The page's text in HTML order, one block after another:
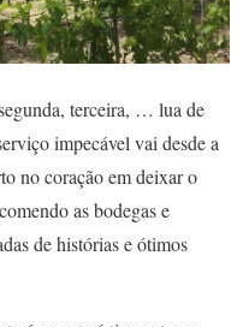
terceira, … lua de
impecável vai desde a
no coração em deixar o
as bodegas e
de histórias e ótimos